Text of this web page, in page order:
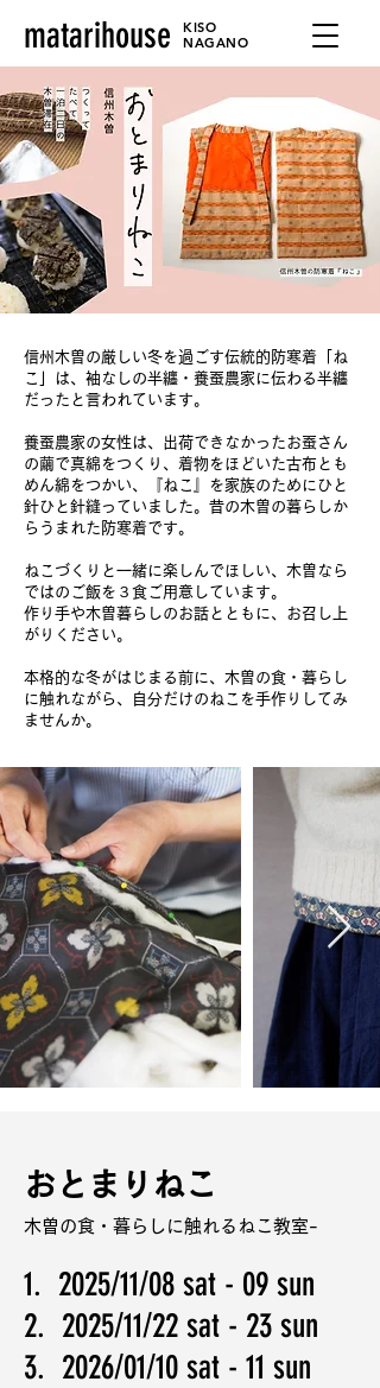
matarihouse
KISO
NAGANO
信州木曽の厳しい冬を過ごす伝統的防寒着「ね
こ」は、 袖なしの半纏・養蚕農家に伝わる半纏
だったと言われています。
養蚕農家の女性は、出荷できなかったお蚕さん
の繭で真綿をつくり、着物をほどいた古布とも
めん綿をつかい、『ねこ』を家族のためにひと
針ひと針縫っていました。昔の木曽の暮らしか
らうまれた防寒着です。
ねこづくりと一緒に楽しんでほしい、木曽なら
ではのご飯を３食ご用意しています。
作り手や木曽暮らしのお話とともに、お召し上
がりください。
本格的な冬がはじまる前に、木曽の食・暮らし
に触れながら、
自分だけのねこを手作りしてみ
ませんか。
おとまりねこ
木曽の食・暮らしに触れるねこ教室-
1. 2025/11/08 sat - 09 sun
2. 2025/11/22 sat - 23 sun
3. 2026/01/10 sat - 11 sun